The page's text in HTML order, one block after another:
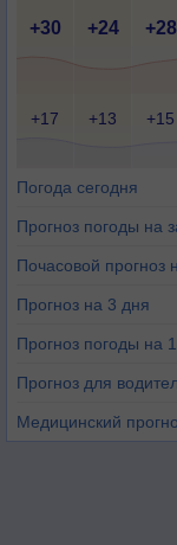
+30 +24 +28
+17 +13 +15
Погода сегодня
Прогноз погоды на
Почасовой прогноз
Прогноз на 3 дня
Прогноз погоды на
Прогноз для
Медицинский